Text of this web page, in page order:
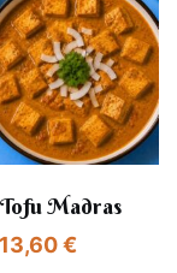
Madras
13,60€